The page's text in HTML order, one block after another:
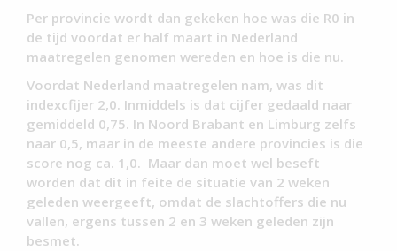
Per provincie wordt dan gekeken hoe was die R0 in
de tijd voordat er half maart in Nederland
maatregelen genomen wereden en hoe is die nu.
Voordat Nederland maatregelen nam, was dit
indexcfijer 2,0. Inmiddels is dat cijfer gedaald naar
gemiddeld 0,75. In Noord Brabant en Limburg zelfs
naar 0,5, maar in de meeste andere provincies is die
score nog ca. 1,0. Maar dan moet wel beseft
worden dat dit in feite de situatie van 2 weken
geleden weergeeft, omdat de slachtoffers die nu
vallen, ergens tussen 2 en 3 weken geleden zijn
besmet.